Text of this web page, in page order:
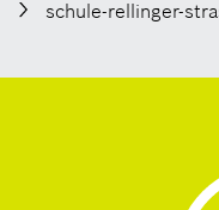
schule-rellinger-